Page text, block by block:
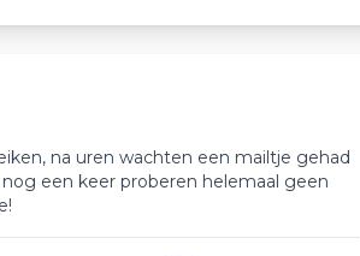
na uren wachten een mailtje gehad
een keer proberen helemaal geen